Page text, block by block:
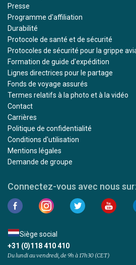
Presse
Programme d'affiliation
Durabilité
Protocole de santé et de sécurité
Protocoles de sécurité pour la grippe
Formation de guide d'expédition
Lignes directrices pour le partage
Fonds de voyage assurés
Termes relatifs à la photo et à la vidéo
Contact
Carrières
Politique de confidentialité
Conditions d'utilisation
Mentions légales
Demande de groupe
Connectez-vous avec nous sur:
Siège social
+31 (0)118 410 410
Du lundi au vendredi, de 9h à 17h30 (CET)